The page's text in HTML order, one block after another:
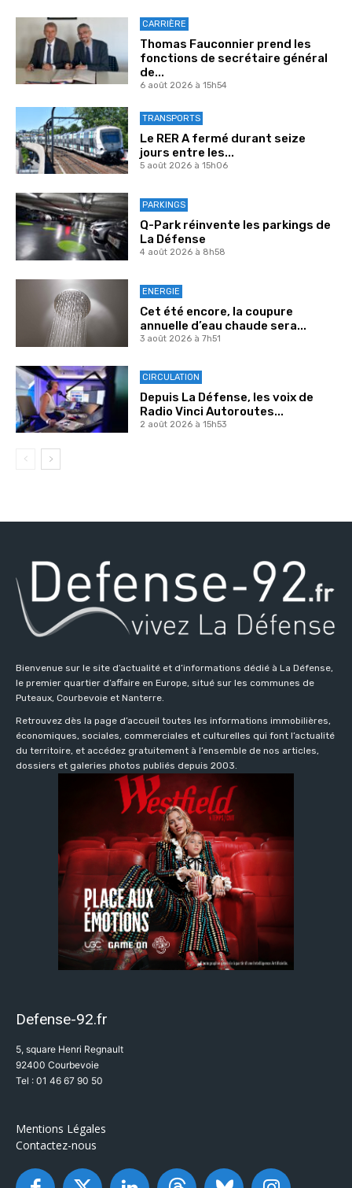
CARRIÈRE
Thomas Fauconnier prend les
fonctions de secrétaire général
de...
6 août 2026 à 15h54
TRANSPORTS
Le RER A fermé durant seize
jours entre les...
5 août 2026 à 15h06
PARKINGS
Q-Park réinvente les parkings de
La Défense
4 août 2026 à 8h58
ENERGIE
Cet été encore, la coupure
annuelle d’eau chaude sera...
3 août 2026 à 7h51
CIRCULATION
Depuis La Défense, les voix de
Radio Vinci Autoroutes...
2 août 2026 à 15h53
Bienvenue sur le site d’actualité et d’informations dédié à La Défense,
le premier quartier d’affaire en Europe, situé sur les communes de
Puteaux, Courbevoie et Nanterre.
Retrouvez dès la page d’accueil toutes les informations immobilières,
économiques, sociales, commerciales et culturelles qui font l’actualité
du territoire, et accédez gratuitement à l’ensemble de nos articles,
dossiers et galeries photos publiés depuis 2003.
Defense-92.fr
5, square Henri Regnault
92400 Courbevoie
Tel : 01 46 67 90 50
Mentions Légales
Contactez-nous